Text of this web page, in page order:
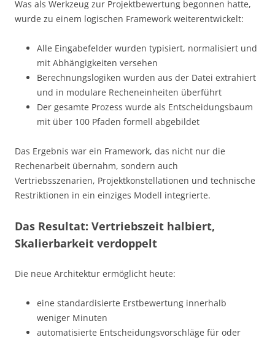
Was als Werkzeug zur Projektbewertung begonnen hatte,
wurde zu einem logischen Framework weiterentwickelt:
Alle Eingabefelder wurden typisiert, normalisiert und
mit Abhängigkeiten versehen
Berechnungslogiken wurden aus der Datei extrahiert
und in modulare Recheneinheiten überführt
Der gesamte Prozess wurde als Entscheidungsbaum
mit über 100 Pfaden formell abgebildet
Das Ergebnis war ein Framework, das nicht nur die
Rechenarbeit übernahm, sondern auch
Vertriebsszenarien, Projektkonstellationen und technische
Restriktionen in ein einziges Modell integrierte.
Das Resultat: Vertriebszeit halbiert,
Skalierbarkeit verdoppelt
Die neue Architektur ermöglicht heute:
eine standardisierte Erstbewertung innerhalb
weniger Minuten
automatisierte Entscheidungsvorschläge für oder